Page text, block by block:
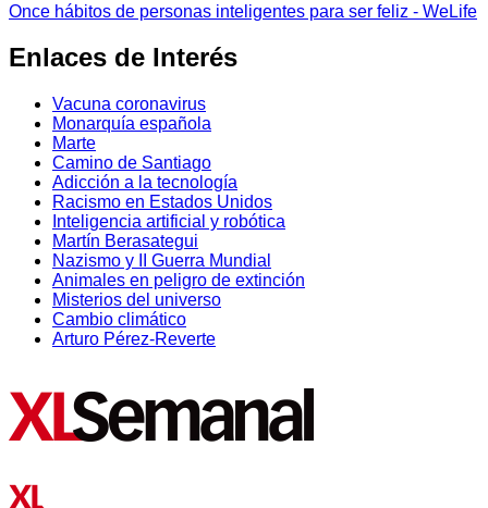
Once hábitos de personas inteligentes para ser feliz - WeLife
Enlaces de Interés
Vacuna coronavirus
Monarquía española
Marte
Camino de Santiago
Adicción a la tecnología
Racismo en Estados Unidos
Inteligencia artificial y robótica
Martín Berasategui
Nazismo y II Guerra Mundial
Animales en peligro de extinción
Misterios del universo
Cambio climático
Arturo Pérez-Reverte